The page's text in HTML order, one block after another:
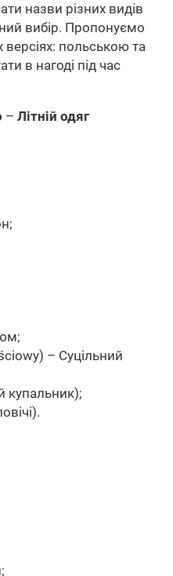
назви різних видів
вибір. Пропонуємо
версіях: польською та
в нагоді під час
– Літній одяг
– Суцільний
купальник);